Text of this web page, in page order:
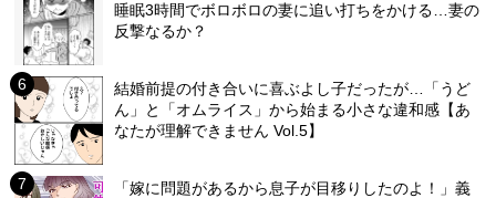
睡眠3時間でボロボロの妻に追い打ちをかける…妻の
反撃なるか？
結婚前提の付き合いに喜ぶよし子だったが…「うど
ん」と「オムライス」から始まる小さな違和感【あ
なたが理解できません Vol.5】
「嫁に問題があるから息子が目移りしたのよ！」義